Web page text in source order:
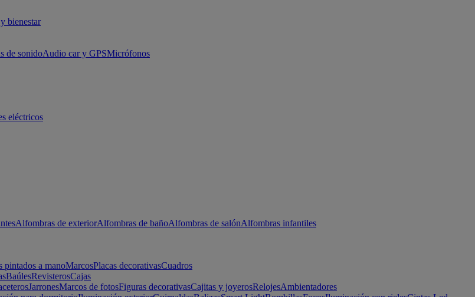
bienestar
de sonidoAudio car y GPSMicrófonos
eléctricos
Alfombras de exteriorAlfombras de bañoAlfombras de salónAlfombras infantiles
pintados a manoMarcosPlacas decorativasCuadros
BaúlesRevisterosCajas
JarronesMarcos de fotosFiguras decorativasCajitas y joyerosRelojesAmbientadores